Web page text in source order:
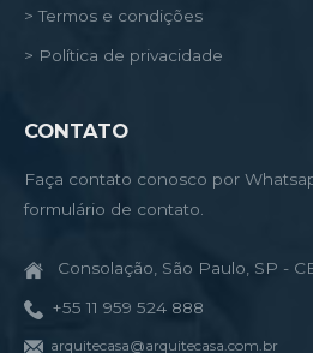
> Termos e condições
> Política de privacidade
CONTATO
Faça contato conosco por
formulário de contato.
Consolação, São Paulo, SP -
+55 11 959 524 888
arquitecasa@arquitecasa.com.br